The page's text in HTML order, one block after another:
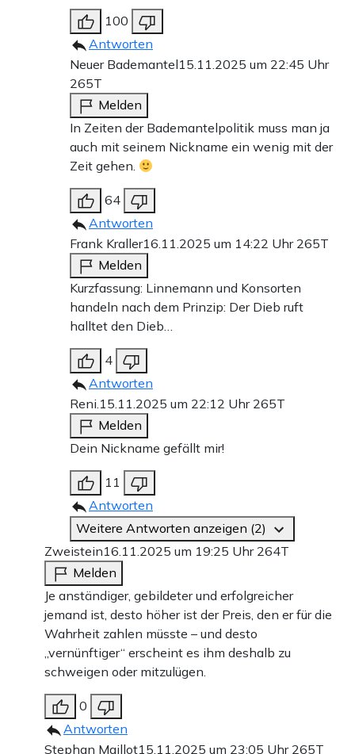
100
Antworten
Neuer Bademantel15.11.2025 um 22:45 Uhr
265T
Melden
In Zeiten der Bademantelpolitik muss man ja
auch mit seinem Nickname ein wenig mit der
Zeit gehen.
64
Antworten
Frank Kraller16.11.2025 um 14:22 Uhr 265T
Melden
Kurzfassung: Linnemann und Konsorten
handeln nach dem Prinzip: Der Dieb ruft
halltet den Dieb…
4
Antworten
Reni.15.11.2025 um 22:12 Uhr 265T
Melden
Dein Nickname gefällt mir!
11
Antworten
Weitere Antworten anzeigen (2)
Zweistein16.11.2025 um 19:25 Uhr 264T
Melden
Je anständiger, gebildeter und erfolgreicher
jemand ist, desto höher ist der Preis, den er für die
Wahrheit zahlen müsste – und desto
„vernünftiger“ erscheint es ihm deshalb zu
schweigen oder mitzulügen.
0
Antworten
Stephan Maillot15.11.2025 um 23:05 Uhr 265T